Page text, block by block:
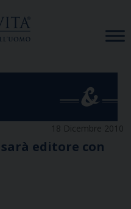
18 Dicembre 2010
editore con